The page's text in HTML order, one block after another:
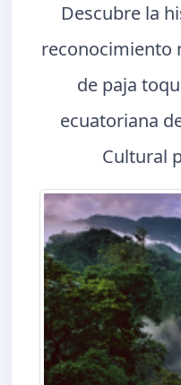
Descubre la
reconocimiento
de paja
ecuatoriana
Cultural